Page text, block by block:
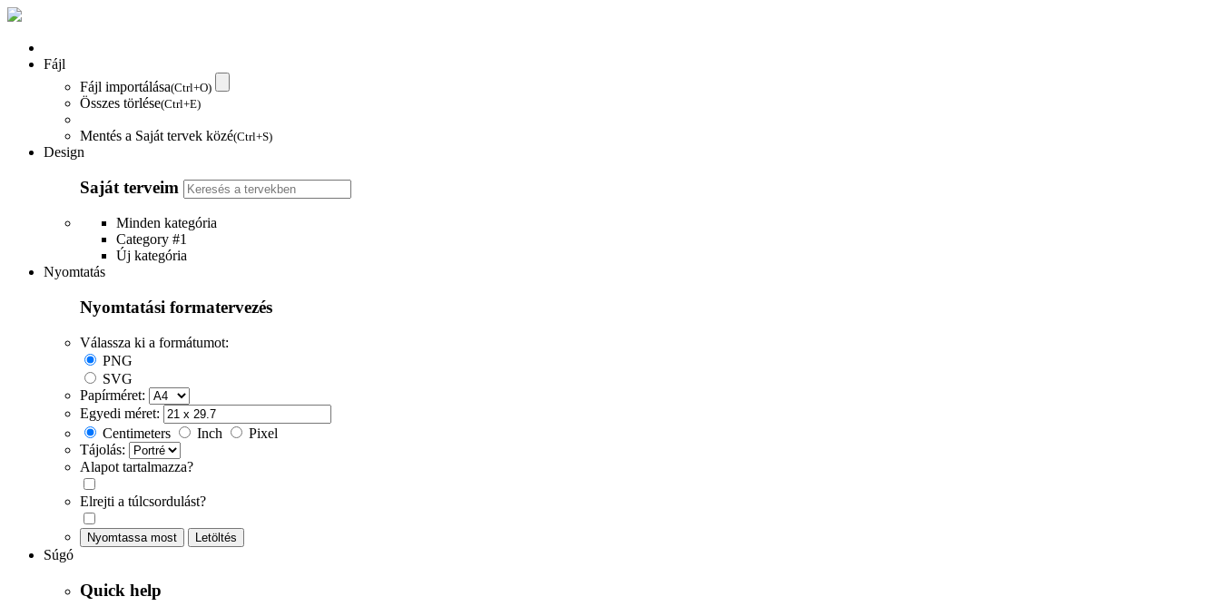
Fájl
Fájl importálása(Ctrl+O)
Összes törlése(Ctrl+E)
Mentés a Saját tervek közé(Ctrl+S)
Design
Saját terveim
Minden kategória
Category #1
Új kategória
Nyomtatás
Nyomtatási formatervezés
Válassza ki a formátumot:
PNG
SVG
Papírméret:
Egyedi méret:
Centimeters
Inch
Pixel
Tájolás:
Alapot tartalmazza?
Elrejti a túlcsordulást?
Nyomtassa most Letöltés
Súgó
Quick help